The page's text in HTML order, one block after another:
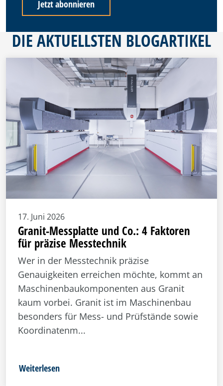
DIE AKTUELLSTEN BLOGARTIKEL
17. Juni 2026
Granit-Messplatte und Co.: 4 Faktoren
für präzise Messtechnik
Wer in der Messtechnik präzise
Genauigkeiten erreichen möchte, kommt an
Maschinenbaukomponenten aus Granit
kaum vorbei. Granit ist im Maschinenbau
besonders für Mess- und Prüfstände sowie
Koordinatenm...
Weiterlesen